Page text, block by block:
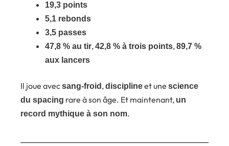
19,3 points
5,1 rebonds
3,5 passes
47,8 % au tir,42,8 % à trois points,89,7 %
aux lancers
Il joue avecsang-froid ,disciplineet une science
du spacing rare à son âge. Et maintenant, un
record mythique à son nom.